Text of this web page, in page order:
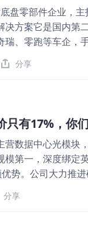
盘零部件企业，
方案它是国内第
瑞、零跑等车企
港元，每手股数
万股，属于数
首日上涨率是
量为3,250万套。
产化率达22.5%
海外线控制动解
决方案供应商中排
为10.1%。 公司
同比增长52.27%
净利润同比增长-
分享
只有17%，你
数据中心光模块
第一，深度绑定
势。公司大力推
托海外产能与大
≤1010港元，每
分享